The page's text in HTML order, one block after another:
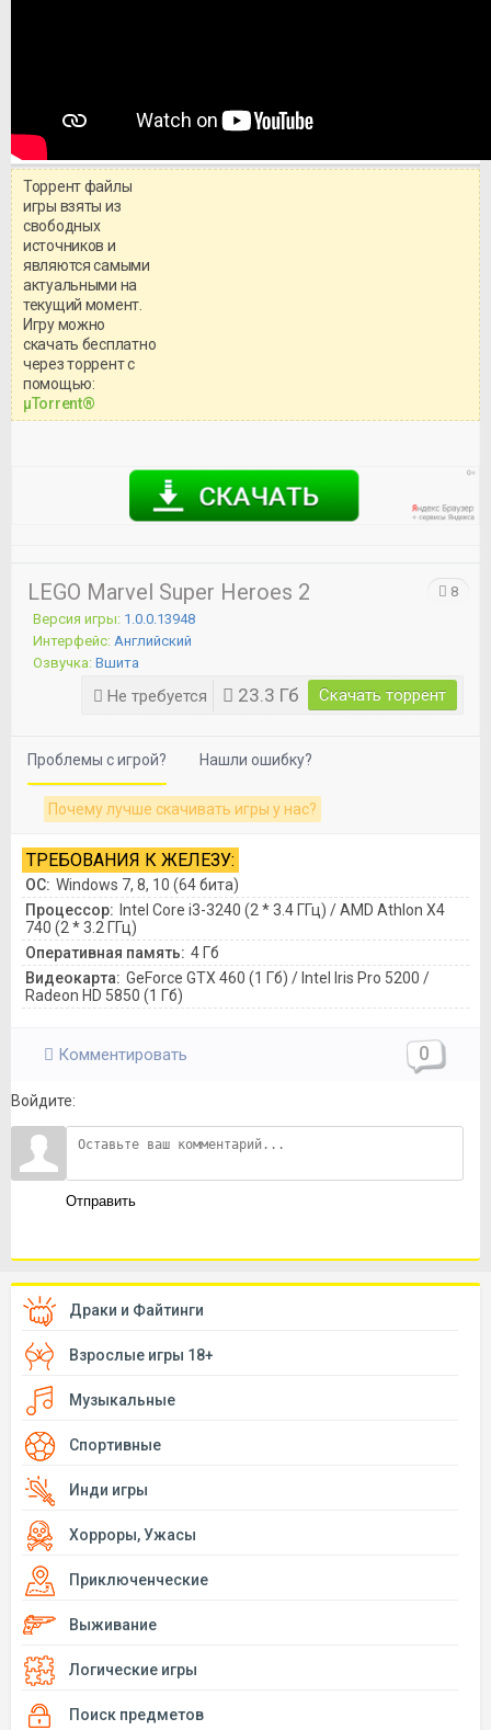
системными требованиями и
Торрент файлы
игры взяты из
свободных
источников и
являются самыми
актуальными на
текущий момент.
Игру можно
скачать бесплатно
через торрент с
помощью:
μTorrent®
LEGO Marvel Super Heroes 2
Версия игры: 1.0.0.13948
Интерфейс: Английский
Озвучка: Вшита
Не требуется 23.3 Гб Скачать торрент
8
Проблемы с игрой? Нашли ошибку?
Почему лучше скачивать игры у нас?
ТРЕБОВАНИЯ К ЖЕЛЕЗУ:
ОС: Windows 7, 8, 10 (64 бита)
Процессор: Intel Core i3-3240 (2 * 3.4 ГГц) / AMD Athlon X4
740 (2 * 3.2 ГГц)
Оперативная память: 4 Гб
Видеокарта: GeForce GTX 460 (1 Гб) / Intel Iris Pro 5200 /
Radeon HD 5850 (1 Гб)
Комментировать 0
Войдите:
Отправить
Драки и Файтинги
Взрослые игры 18+
Музыкальные
Спортивные
Инди игры
Хорроры, Ужасы
Приключенческие
Выживание
Логические игры
Поиск предметов